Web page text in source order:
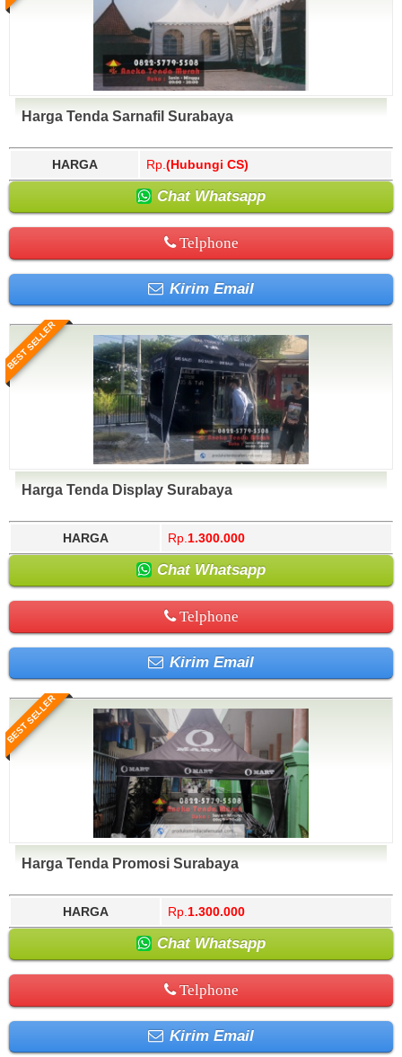
Harga Tenda Sarnafil Surabaya
HARGA Rp. (Hubungi CS)
Chat Whatsapp
Telphone
Kirim Email
BEST SELLER
Harga Tenda Display Surabaya
HARGA Rp. 1.300.000
Chat Whatsapp
Telphone
Kirim Email
BEST SELLER
Harga Tenda Promosi Surabaya
HARGA Rp. 1.300.000
Chat Whatsapp
Telphone
Kirim Email